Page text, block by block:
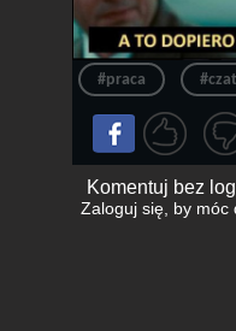
#praca #czat
Komentuj bez
Zaloguj się, by móc